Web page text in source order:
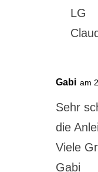
LG
Gabi am
Sehr
die
Viele
Gabi